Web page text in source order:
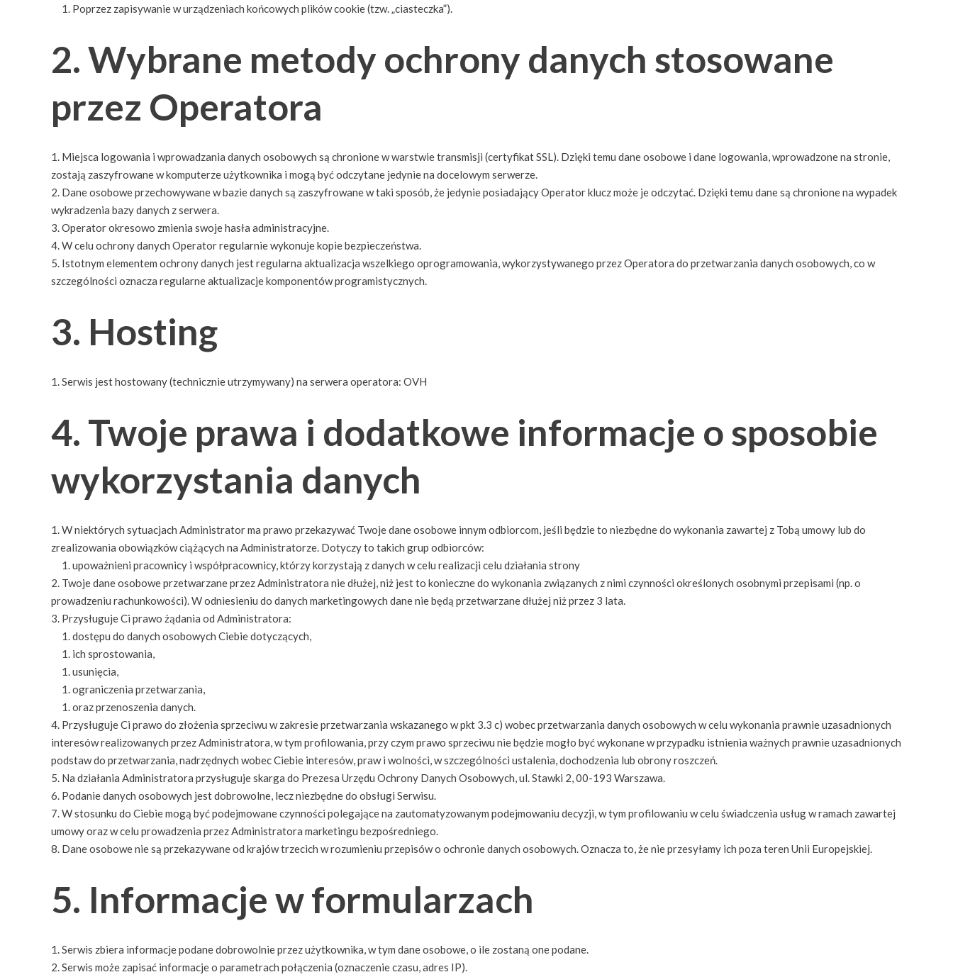
Poprzez zapisywanie w urządzeniach końcowych plików cookie (tzw. „ciasteczka”).
2. Wybrane metody ochrony danych stosowane
przez Operatora
Miejsca logowania i wprowadzania danych osobowych są chronione w warstwie transmisji (certyfikat SSL). Dzięki temu dane osobowe i dane logowania, wprowadzone na stronie,
zostają zaszyfrowane w komputerze użytkownika i mogą być odczytane jedynie na docelowym serwerze.
Dane osobowe przechowywane w bazie danych są zaszyfrowane w taki sposób, że jedynie posiadający Operator klucz może je odczytać. Dzięki temu dane są chronione na wypadek
wykradzenia bazy danych z serwera.
Operator okresowo zmienia swoje hasła administracyjne.
W celu ochrony danych Operator regularnie wykonuje kopie bezpieczeństwa.
Istotnym elementem ochrony danych jest regularna aktualizacja wszelkiego oprogramowania, wykorzystywanego przez Operatora do przetwarzania danych osobowych, co w
szczególności oznacza regularne aktualizacje komponentów programistycznych.
3. Hosting
Serwis jest hostowany (technicznie utrzymywany) na serwera operatora: OVH
4. Twoje prawa i dodatkowe informacje o sposobie
wykorzystania danych
W niektórych sytuacjach Administrator ma prawo przekazywać Twoje dane osobowe innym odbiorcom, jeśli będzie to niezbędne do wykonania zawartej z Tobą umowy lub do
zrealizowania obowiązków ciążących na Administratorze. Dotyczy to takich grup odbiorców:
upoważnieni pracownicy i współpracownicy, którzy korzystają z danych w celu realizacji celu działania strony
Twoje dane osobowe przetwarzane przez Administratora nie dłużej, niż jest to konieczne do wykonania związanych z nimi czynności określonych osobnymi przepisami (np. o
prowadzeniu rachunkowości). W odniesieniu do danych marketingowych dane nie będą przetwarzane dłużej niż przez 3 lata.
Przysługuje Ci prawo żądania od Administratora:
dostępu do danych osobowych Ciebie dotyczących,
ich sprostowania,
usunięcia,
ograniczenia przetwarzania,
oraz przenoszenia danych.
Przysługuje Ci prawo do złożenia sprzeciwu w zakresie przetwarzania wskazanego w pkt 3.3 c) wobec przetwarzania danych osobowych w celu wykonania prawnie uzasadnionych
interesów realizowanych przez Administratora, w tym profilowania, przy czym prawo sprzeciwu nie będzie mogło być wykonane w przypadku istnienia ważnych prawnie uzasadnionych
podstaw do przetwarzania, nadrzędnych wobec Ciebie interesów, praw i wolności, w szczególności ustalenia, dochodzenia lub obrony roszczeń.
Na działania Administratora przysługuje skarga do Prezesa Urzędu Ochrony Danych Osobowych, ul. Stawki 2, 00-193 Warszawa.
Podanie danych osobowych jest dobrowolne, lecz niezbędne do obsługi Serwisu.
W stosunku do Ciebie mogą być podejmowane czynności polegające na zautomatyzowanym podejmowaniu decyzji, w tym profilowaniu w celu świadczenia usług w ramach zawartej
umowy oraz w celu prowadzenia przez Administratora marketingu bezpośredniego.
Dane osobowe nie są przekazywane od krajów trzecich w rozumieniu przepisów o ochronie danych osobowych. Oznacza to, że nie przesyłamy ich poza teren Unii Europejskiej.
5. Informacje w formularzach
Serwis zbiera informacje podane dobrowolnie przez użytkownika, w tym dane osobowe, o ile zostaną one podane.
Serwis może zapisać informacje o parametrach połączenia (oznaczenie czasu, adres IP).